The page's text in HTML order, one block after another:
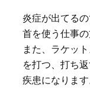
炎症が出てる
首を使う仕事の
また、ラケッ
を打つ、打ち
疾患になります